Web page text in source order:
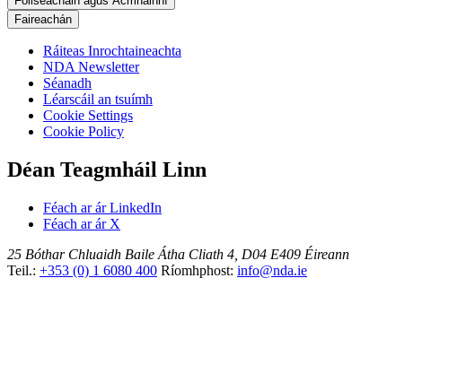
Faireachán
Ráiteas Inrochtaineachta
NDA Newsletter
Séanadh
Léarscáil an tsuímh
Cookie Settings
Cookie Policy
Déan Teagmháil Linn
Féach ar ár LinkedIn
Féach ar ár X
25 Bóthar Chluaidh Baile Átha Cliath 4, D04 E409 Éireann
Teil.: +353 (0) 1 6080 400 Ríomhphost: info@nda.ie